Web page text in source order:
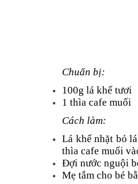
Chuẩn bị:
100g lá khế tươi
1 thìa cafe muối
Cách làm:
Lá khế nhặt bỏ
thìa cafe muối
Đợi nước nguội
Mẹ tắm cho bé